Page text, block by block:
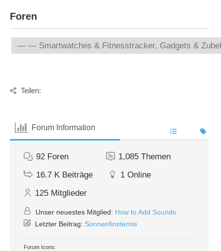
Foren
Teilen:
Forum Information
92 Foren 1,085 Themen
16.7 K Beiträge 1 Online
125 Mitglieder
Unser neuestes Mitglied: How to Add Sounds
Letzter Beitrag: Sonnenfinsternis
Forum Icons: